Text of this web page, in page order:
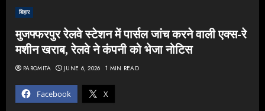
बिहार
मुजफ्फरपुर रेलवे स्टेशन में पार्सल जांच करने वाली एक्स-रे
मशीन खराब, रेलवे ने कंपनी को भेजा नोटिस
Facebook X
PAROMITA JUNE 6, 2026 1 MIN READ